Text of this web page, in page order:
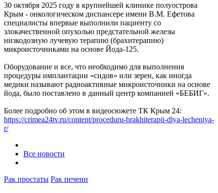
30 октября 2025 году в крупнейшей клинике полуострова
Крым - онкологическом диспансере имени В.М. Ефетова
специалисты впервые выполнили пациенту со
злокачественной опухолью предстательной железы
низкодозную лучевую терапию (брахитерапию)
микроисточниками на основе Йода-125.
Оборудование и все, что необходимо для выполнения
процедуры имплантации «сидов» или зерен, как иногда
медики называют радиоактивные микроисточники на основе
йода, было поставлено в данный центр компанией «БЕБИГ».
Более подробно об этом в видеосюжете ТК Крым 24:
https://crimea24tv.ru/content/proceduru-brakhiterapii-dlya-lecheniya-
r/
Все новости
Рак простаты Рак печени